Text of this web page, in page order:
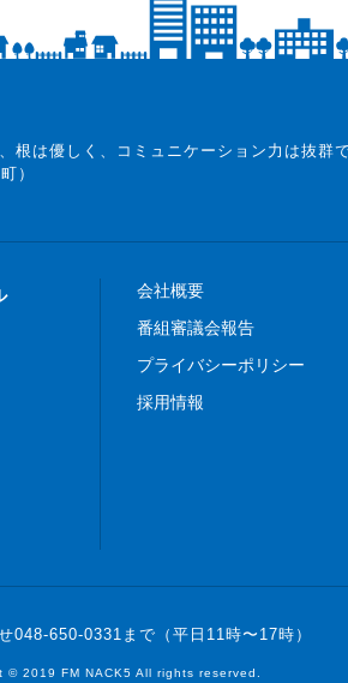
根は優しく、コミュニケーション力は抜群で
）
会社概要
番組審議会報告
プライバシーポリシー
採用情報
048-650-0331まで（平日11時〜17時）
© 2019 FM NACK5 All rights reserved.